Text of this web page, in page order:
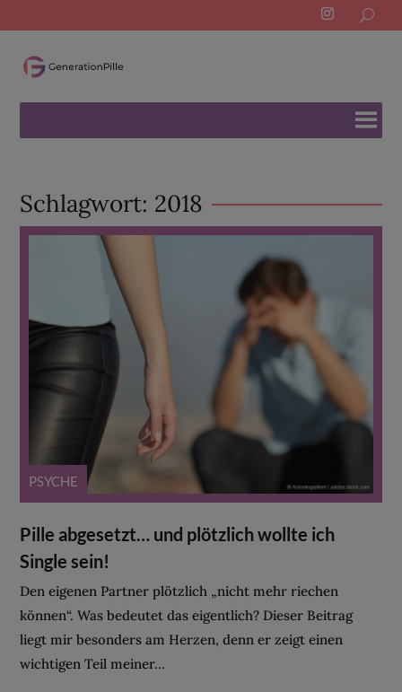
for:
Schlagwort: 2018
PSYCHE
Pille abgesetzt… und plötzlich wollte ich
Single sein!
Den eigenen Partner plötzlich „nicht mehr riechen
können“. Was bedeutet das eigentlich? Dieser Beitrag
liegt mir besonders am Herzen, denn er zeigt einen
wichtigen Teil meiner...